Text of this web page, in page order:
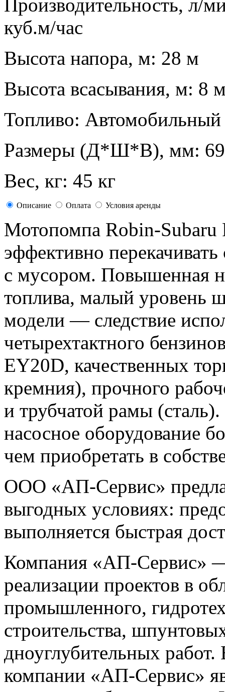
Производительность, л/
куб.м/час
Высота напора, м: 28 м
Высота всасывания, м: 8
Топливо: Автомобильный
Размеры (Д*Ш*В), мм:
Вес, кг: 45 кг
Описание Оплата Условия аренды
Мотопомпа Robin-Subaru
эффективно
с мусором. Повышенная
топлива, малый уровень
модели — следствие
четырехтактного
EY20D, качественных
кремния), прочного
и трубчатой рамы
насосное оборудование
чем приобретать в
ООО «АП-Сервис»
выгодных условиях:
выполняется быстрая
Компания «АП-Сервис»
реализации проектов в
промышленного,
строительства,
дноуглубительных
компании «АП-Сервис»